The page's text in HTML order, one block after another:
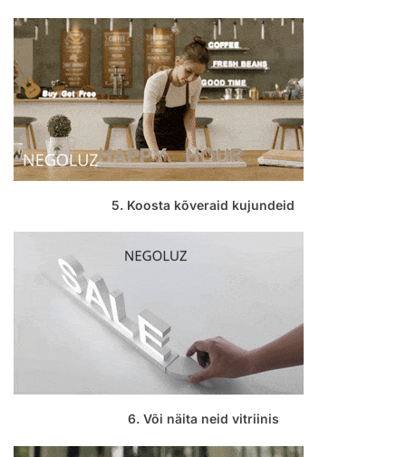
5. Koosta kõveraid kujundeid
6. Või näita neid vitriinis